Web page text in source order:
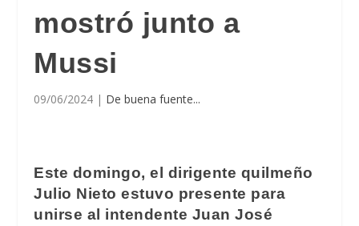
mostró junto a
Mussi
09/06/2024 | De buena fuente...
Este domingo, el dirigente quilmeño
Julio Nieto estuvo presente para
unirse al intendente Juan José